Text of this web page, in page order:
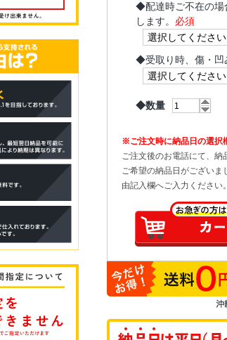
◆配達時ご不在の
します。 必須
◆受取り時、傷・
◆数量
※ご注文時に納品日の選択
ご注文後のお電話にて、納
ご希望の納品日がございま
由記入欄へご入力ください。